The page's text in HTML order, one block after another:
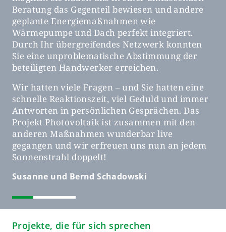
Beratung das Gegenteil bewiesen und andere
geplante Energiemaßnahmen wie
Wärmepumpe und Dach perfekt integriert.
Durch Ihr übergreifendes Netzwerk konnten
Sie eine unproblematische Abstimmung der
beteiligten Handwerker erreichen.
Wir hatten viele Fragen – und Sie hatten eine
schnelle Reaktionszeit, viel Geduld und immer
Antworten in persönlichen Gesprächen. Das
Projekt Photovoltaik ist zusammen mit den
anderen Maßnahmen wunderbar live
gegangen und wir erfreuen uns nun an jedem
Sonnenstrahl doppelt!
Susanne und Bernd Schadowski
Projekte, die für sich sprechen